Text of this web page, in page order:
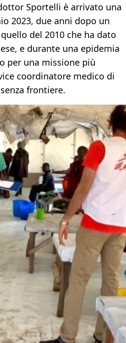
Sportelli è arrivato una
2023, due anni dopo un
del 2010 che ha dato
e durante una epidemia
per una missione più
coordinatore medico di
frontiere.